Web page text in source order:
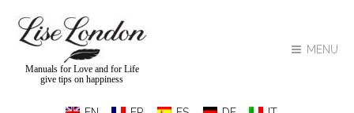
MENU
Manuals for Love and for Life
give tips on happiness